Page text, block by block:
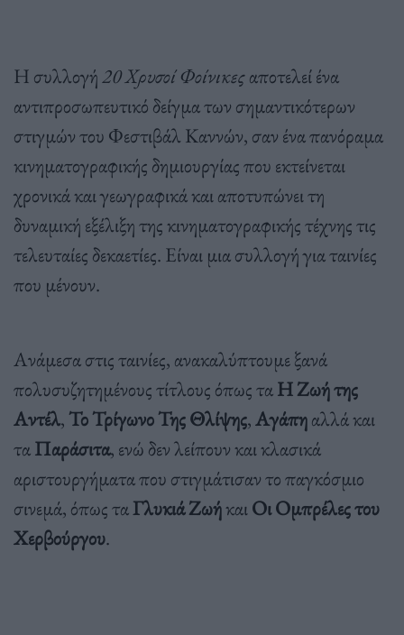
Η συλλογή20 Χρυσοί Φοίνικεςαποτελεί ένα
αντιπροσωπευτικό δείγμα των σημαντικότερων
στιγμών του Φεστιβάλ Καννών, σαν ένα πανόραμα
κινηματογραφικής δημιουργίας που εκτείνεται
χρονικά και γεωγραφικά και αποτυπώνει τη
δυναμική εξέλιξη της κινηματογραφικής τέχνης τις
τελευταίες δεκαετίες. Είναι μια συλλογή για ταινίες
που μένουν.
Ανάμεσα στις ταινίες, ανακαλύπτουμε ξανά
πολυσυζητημένους τίτλους όπως ταΗ Ζωή της
Αντέλ, Το Τρίγωνο Της Θλίψης,Αγάπηαλλά και
ταΠαράσιτα, ενώ δεν λείπουν και κλασικά
αριστουργήματα που στιγμάτισαν το παγκόσμιο
σινεμά, όπως ταΓλυκιά ΖωήκαιΟι Ομπρέλες του
Χερβούργου.